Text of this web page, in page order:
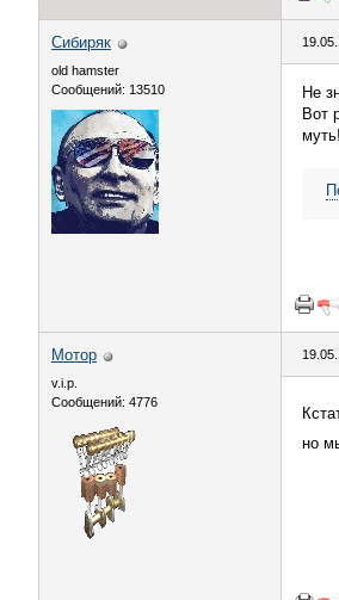
Сибиряк
old hamster
Сообщений: 13510
Не
Вот
муть!
Мотор
v.i.p.
Сообщений: 4776
но